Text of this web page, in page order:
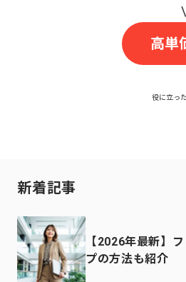
高単
役に立っ
新着記事
【2026年最新】
プの方法も紹介